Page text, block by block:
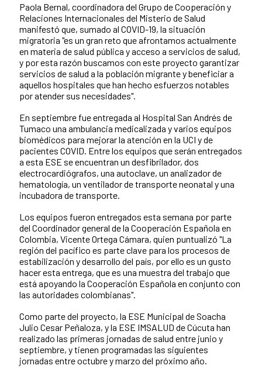
Paola Bernal, coordinadora del Grupo de Cooperación y
Relaciones Internacionales del Misterio de Salud
manifestó que, sumado al COVID-19, la situación
migratoria "es un gran reto que afrontamos actualmente
en materia de salud pública y acceso a servicios de salud,
y por esta razón buscamos con este proyecto garantizar
servicios de salud a la población migrante y beneficiar a
aquellos hospitales que han hecho esfuerzos notables
por atender sus necesidades".
En septiembre fue entregada al Hospital San Andrés de
Tumaco una ambulancia medicalizada y varios equipos
biomédicos para mejorar la atención en la UCI y de
pacientes COVID. Entre los equipos que serán entregados
a esta ESE se encuentran un desfibrilador, dos
electrocardiógrafos, una autoclave, un analizador de
hematología, un ventilador de transporte neonatal y una
incubadora de transporte.
Los equipos fueron entregados esta semana por parte
del Coordinador general de la Cooperación Española en
Colombia, Vicente Ortega Cámara, quien puntualizó "La
región del pacífico es parte clave para los procesos de
estabilización y desarrollo del país, por ello es un gusto
hacer esta entrega, que es una muestra del trabajo que
está apoyando la Cooperación Española en conjunto con
las autoridades colombianas".
Como parte del proyecto, la ESE Municipal de Soacha
Julio Cesar Peñaloza, y la ESE IMSALUD de Cúcuta han
realizado las primeras jornadas de salud entre junio y
septiembre, y tienen programadas las siguientes
jornadas entre octubre y marzo del próximo año.